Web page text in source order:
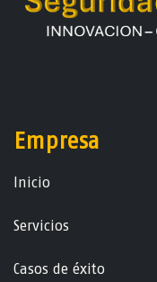
Empresa
Ini​ci​o
Servicios
Casos de éxito